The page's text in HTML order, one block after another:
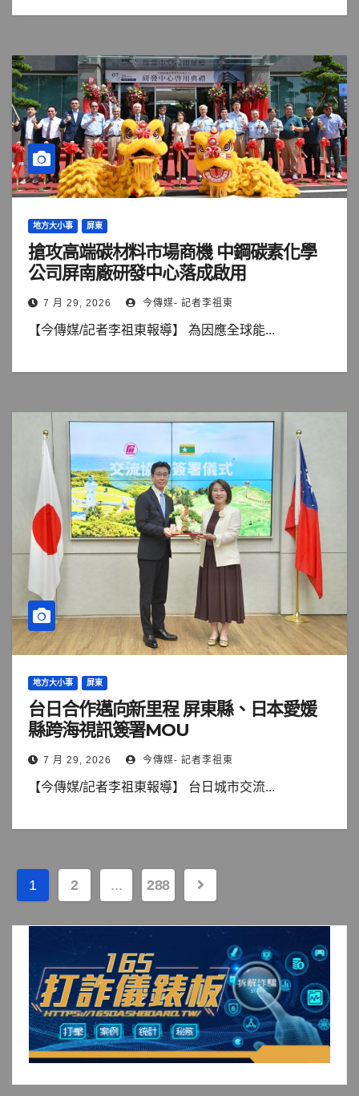
地方大小事 屏東
搶攻高端碳材料市場商機 中鋼碳素化學
公司屏南廠研發中心落成啟用
7 月 29, 2026 今傳媒- 記者李祖東
【今傳媒/記者李祖東報導】 為因應全球能...
地方大小事 屏東
台日合作邁向新里程 屏東縣、日本愛媛
縣跨海視訊簽署MOU
7 月 29, 2026 今傳媒- 記者李祖東
【今傳媒/記者李祖東報導】 台日城市交流...
文
章
頁
1 2 ... 288